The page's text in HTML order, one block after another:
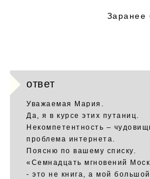
Заранее
ответ
Уважаемая Мария.
Да, я в курсе этих путаниц.
Некомпетентность –
проблема интернета.
Поясню по вашему списку.
«Семнадцать мгновений
- это не книга, а мой большой